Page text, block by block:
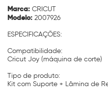
Marca: CRICUT
Modelo: 2007926
ESPECIFICAÇÕES:
Compatibilidade:
Cricut Joy (máquina de corte)
Tipo de produto:
Kit com Suporte + Lâmina de